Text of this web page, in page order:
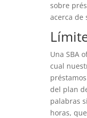
sobre
acerca de
Una SBA
cual
del plan
palabras
horas,